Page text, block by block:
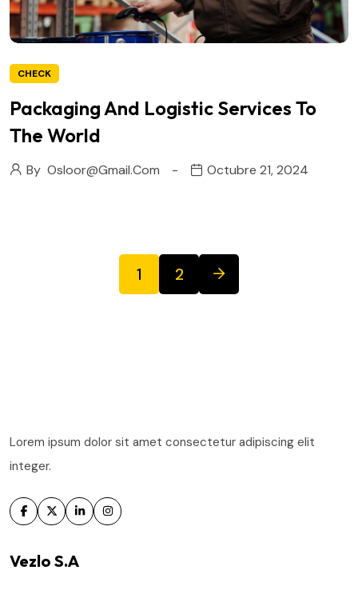
CHECK
Packaging And Logistic Services To
The World
By Osloor@gmail.com Octubre 21, 2024
1 2
Lorem ipsum dolor sit amet consectetur adipiscing elit
integer.
Vezlo S.A